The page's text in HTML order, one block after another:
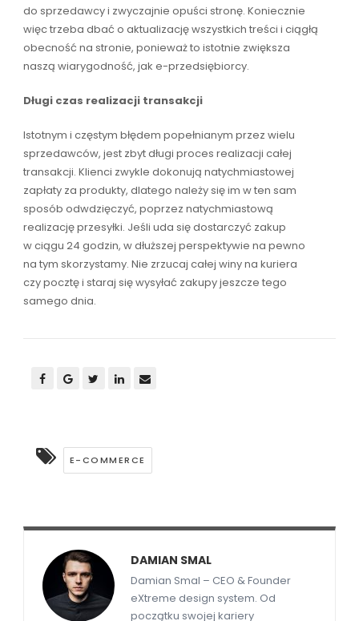
do sprzedawcy i zwyczajnie opuści stronę. Koniecznie
więc trzeba dbać o aktualizację wszystkich treści i ciągłą
obecność na stronie, ponieważ to istotnie zwiększa
naszą wiarygodność, jak e-przedsiębiorcy.
Długi czas realizacji transakcji
Istotnym i częstym błędem popełnianym przez wielu
sprzedawców, jest zbyt długi proces realizacji całej
transakcji. Klienci zwykle dokonują natychmiastowej
zapłaty za produkty, dlatego należy się im w ten sam
sposób odwdzięczyć, poprzez natychmiastową
realizację przesyłki. Jeśli uda się dostarczyć zakup
w ciągu 24 godzin, w dłuższej perspektywie na pewno
na tym skorzystamy. Nie zrzucaj całej winy na kuriera
czy pocztę i staraj się wysyłać zakupy jeszcze tego
samego dnia.
E-COMMERCE
DAMIAN SMAL
Damian Smal – CEO & Founder
eXtreme design system. Od
początku swojej kariery